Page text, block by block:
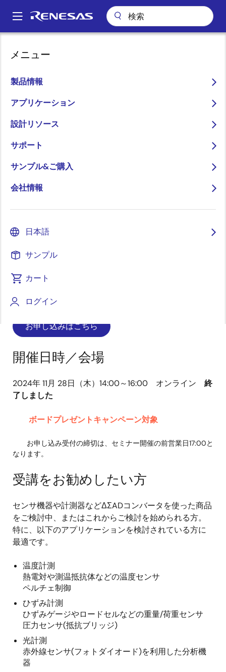
ン
Main
メニュー
製品情報
アプリケーション
設計リソース
サポート
サンプル&ご購入
会社情報
日本語
サンプル
カート
ログイン
パ
ン
く
ず
【実例で学ぶ】センサ計測向けΔΣADコンバータの基礎と新製品
【実例で学ぶ】センサ計測
向けΔΣADコンバータの基
礎と新製品RX23E-Bのご紹
介（オンラインセミナー）
～設計現場で役立つアナログ回路と信号処理の知識を
像
費用 （無料） 対象製品 RX23E-B, RX23E-A
お申し込みはこちら
開催日時／会場
2024年 11月 28日（木）14:00～16:00 オンライン 終
了しました
ボードプレゼントキャンペーン対象
お申し込み受付の締切は、セミナー開催の前営業日17:00と
なります。
受講をお勧めしたい方
センサ機器や計測器などΔΣADコンバータを使った商品
をご検討中、またはこれからご検討を始められる方。
特に、以下のアプリケーションを検討されている方に
最適です。
温度計測
熱電対や測温抵抗体などの温度センサ
ペルチェ制御
ひずみ計測
ひずみゲージやロードセルなどの重量/荷重センサ
圧力センサ(抵抗ブリッジ)
光計測
赤外線センサ(フォトダイオード)を利用した分析機
器